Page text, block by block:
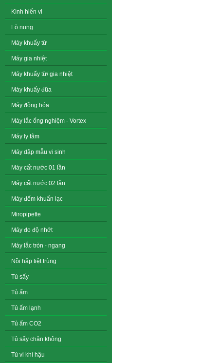
Kính hiển vi
Lò nung
Máy khuấy từ
Máy gia nhiệt
Máy khuấy từ/ gia nhiệt
Máy khuấy đũa
Máy đồng hóa
Máy lắc ống nghiệm - Vortex
Máy ly tâm
Máy dập mẫu vi sinh
Máy cất nước 01 lần
Máy cất nước 02 lần
Máy đếm khuẩn lạc
Miropipette
Máy đo độ nhớt
Máy lắc tròn - ngang
Nồi hấp tiệt trùng
Tủ sấy
Tủ ấm
Tủ ấm lạnh
Tủ ấm CO2
Tủ sấy chân không
Tủ vi khí hậu